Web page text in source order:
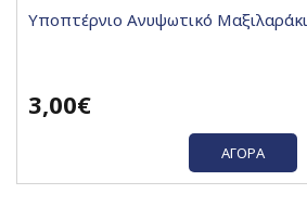
Υποπτέρνιο Ανυψωτικό Μαξιλαράκι
3,00€
ΑΓΟΡΆ